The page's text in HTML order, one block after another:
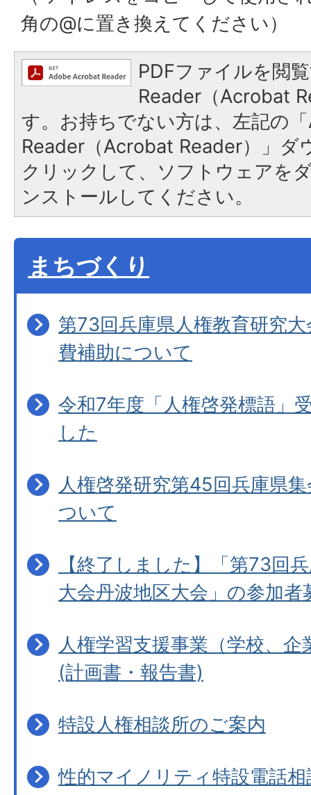
角の@に置き換えてください）
PDFファイルを閲
Reader（Acrobat
す。お持ちでない方は、左記の
Reader（Acrobat Reader）」ダ
クリックして、ソフトウェアを
ンストールしてください。
まちづくり
第73回兵庫県人権教育研究
費補助について
令和7年度「人権啓発標語」
した
人権啓発研究第45回兵庫県
ついて
【終了しました】「第73回
大会丹波地区大会」の参加者
人権学習支援事業（学校、
(計画書・報告書)
特設人権相談所のご案内
性的マイノリティ特設電話